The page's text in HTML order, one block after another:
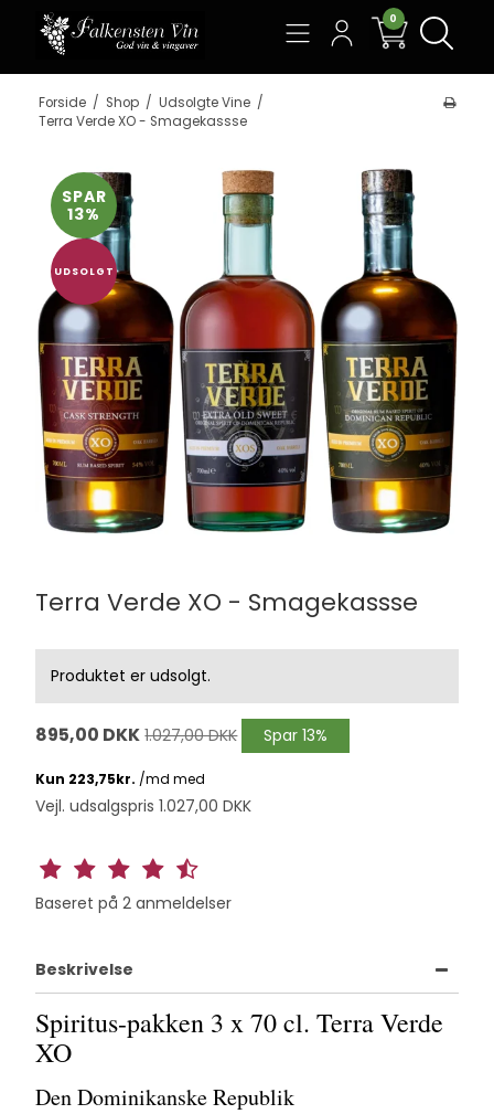
0
Forside / Shop / Udsolgte Vine /
Terra Verde XO - Smagekassse
SPAR
13%
UDSOLGT
Terra Verde XO - Smagekassse
Produktet er udsolgt.
895,00 DKK 1.027,00 DKK Spar 13%
Vejl. udsalgspris 1.027,00 DKK
Baseret på 2 anmeldelser
Beskrivelse
Spiritus-pakken 3 x 70 cl. Terra Verde
XO
Den Dominikanske Republik